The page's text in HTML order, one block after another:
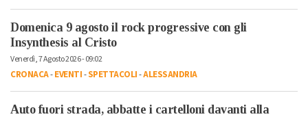
Domenica 9 agosto il rock progressive con gli
Insynthesis al Cristo
Venerdì, 7 Agosto 2026 - 09:02
CRONACA-EVENTI-SPETTACOLI-ALESSANDRIA
Auto fuori strada, abbatte i cartelloni davanti alla